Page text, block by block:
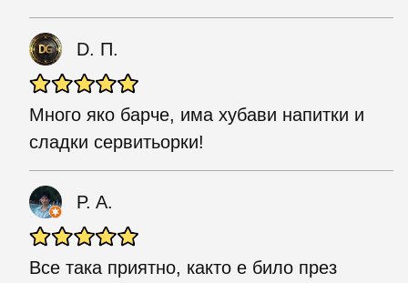
D. П.
Много яко барче, има хубави напитки и
сладки сервитьорки!
P. A.
Все така приятно, както е било през